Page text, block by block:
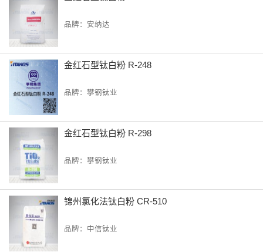
品牌：安纳达
金红石型钛白粉 R-248
品牌：攀钢钛业
金红石型钛白粉 R-298
品牌：攀钢钛业
锦州氯化法钛白粉 CR-510
品牌：中信钛业